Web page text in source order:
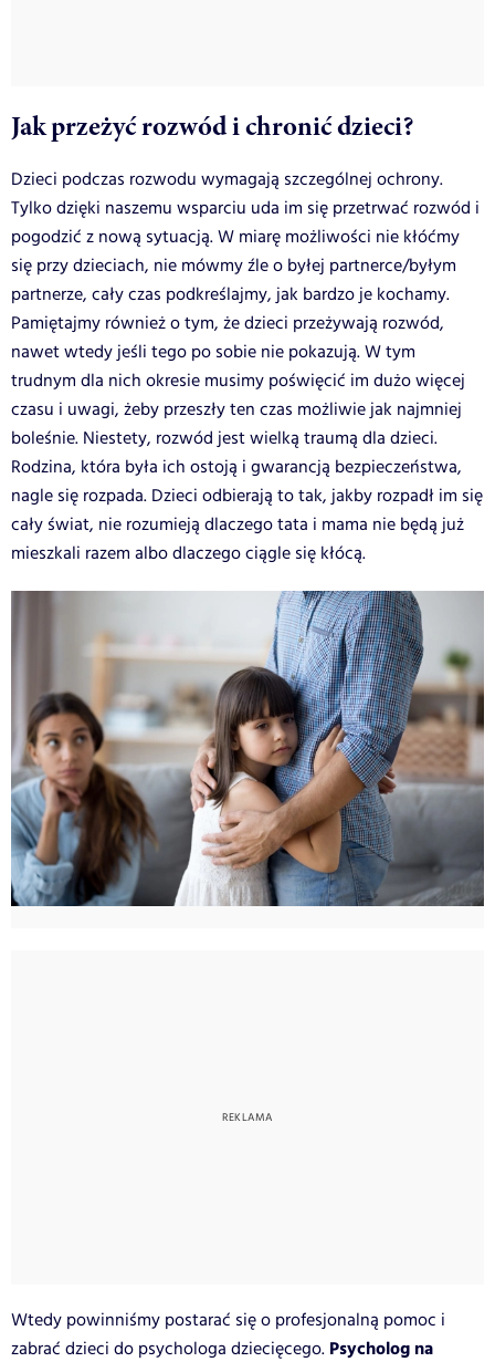
Jak przeżyć rozwód i chronić dzieci?
Dzieci podczas rozwodu wymagają szczególnej ochrony.
Tylko dzięki naszemu wsparciu uda im się przetrwać rozwód i
pogodzić z nową sytuacją. W miarę możliwości nie kłóćmy
się przy dzieciach, nie mówmy źle o byłej partnerce/byłym
partnerze, cały czas podkreślajmy, jak bardzo je kochamy.
Pamiętajmy również o tym, że dzieci przeżywają rozwód,
nawet wtedy jeśli tego po sobie nie pokazują. W tym
trudnym dla nich okresie musimy poświęcić im dużo więcej
czasu i uwagi, żeby przeszły ten czas możliwie jak najmniej
boleśnie. Niestety, rozwód jest wielką traumą dla dzieci.
Rodzina, która była ich ostoją i gwarancją bezpieczeństwa,
nagle się rozpada. Dzieci odbierają to tak, jakby rozpadł im się
cały świat, nie rozumieją dlaczego tata i mama nie będą już
mieszkali razem albo dlaczego ciągle się kłócą.
Wtedy powinniśmy postarać się o profesjonalną pomoc i
zabrać dzieci do psychologa dziecięcego. Psycholog na